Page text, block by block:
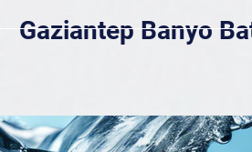
Gaziantep Banyo